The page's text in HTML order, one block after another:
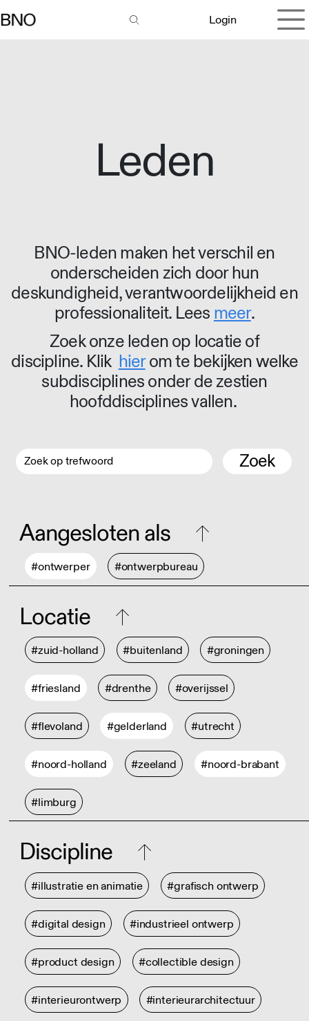
Login
Leden
BNO-leden maken het verschil en
onderscheiden zich door hun
deskundigheid, verantwoordelijkheid en
professionaliteit. Lees meer.
Zoek onze leden op locatie of
discipline. Klik hierom te bekijken welke
subdisciplines onder de zestien
hoofddisciplines vallen.
Zoek
Aangesloten als
#ontwerper #ontwerpbureau
Locatie
#zuid-holland #buitenland #groningen
#friesland #drenthe #overijssel
#flevoland #gelderland #utrecht
#noord-holland #zeeland #noord-brabant
#limburg
Discipline
#illustratie en animatie #grafisch ontwerp
#digital design #industrieel ontwerp
#product design #collectible design
#interieurontwerp #interieurarchitectuur